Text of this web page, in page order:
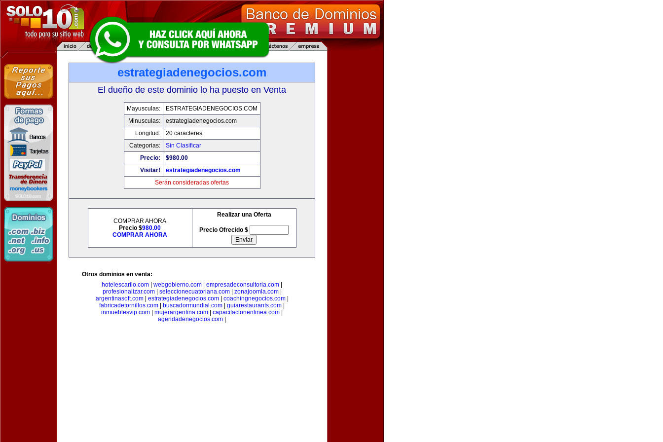
estrategiadenegocios.com
El dueño de este dominio lo ha puesto en Venta
Mayusculas:
ESTRATEGIADENEGOCIOS.COM
Minusculas:
estrategiadenegocios.com
Longitud:
20 caracteres
Categorias:
Sin Clasificar
Precio:
$980.00
Visitar!
estrategiadenegocios.com
Serán consideradas ofertas
COMPRAR AHORA
Precio $980.00
COMPRAR AHORA
Realizar una Oferta
Precio Ofrecido $
Otros dominios en venta:
hotelescarilo.com
webgobierno.com empresadeconsultoria.com
profesionalizar.com| seleccionecuatoriana.com| zonajoomla.com|
argentinasoft.com| estrategiadenegocios.com| coachingnegocios.com|
fabricadetornillos.com
buscadormundial.com guiarestaurants.com
inmueblesvip.com
mujerargentina.com capacitacionenlinea.com
agendadenegocios.com